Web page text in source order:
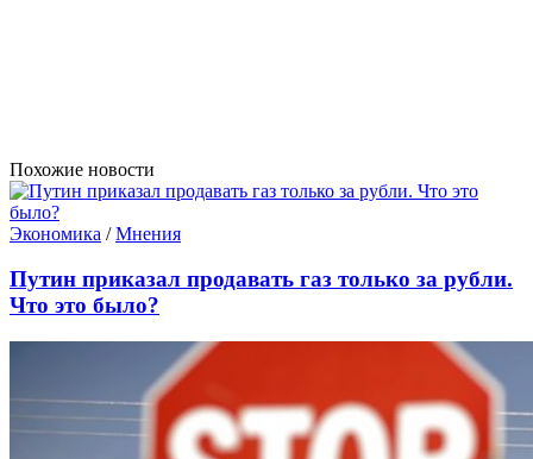
Похожие новости
Экономика /Мнения
Путин приказал продавать газ только за рубли.
Что это было?